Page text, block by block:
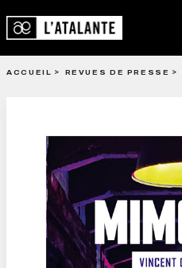
ACCUEIL REVUES DE PRESSE